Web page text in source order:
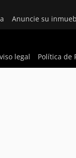
Anuncie su
legal Política de